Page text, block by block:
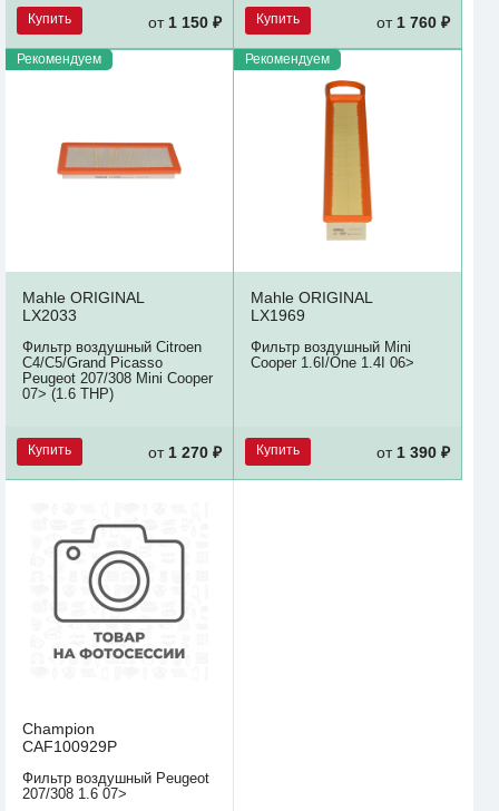
Купить от 1 150 ₽ Купить от 1 760 ₽
Рекомендуем
Mahle ORIGINAL
LX2033
Фильтр воздушный Citroen
C4/C5/Grand Picasso
Peugeot 207/308 Mini Cooper
07> (1.6 THP)
Купить от1 270 ₽
Рекомендуем
Mahle ORIGINAL
LX1969
Фильтр воздушный Mini
Cooper 1.6I/One 1.4I 06>
Купить от1 390 ₽
Champion
CAF100929P
Фильтр воздушный Peugeot
207/308 1.6 07>